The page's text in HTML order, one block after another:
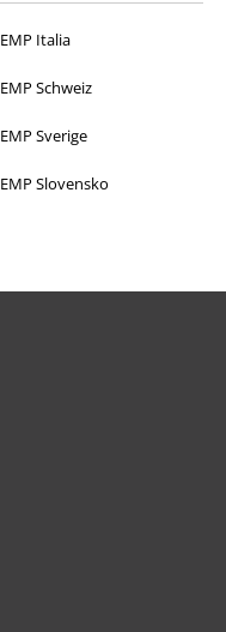
EMP Italia
EMP Schweiz
EMP Sverige
EMP Slovensko